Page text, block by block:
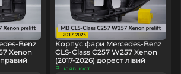
Benz
Xenon
правий
Корпус фари Mercedes-Benz
CLS-Class C257 W257 Xenon
(2017-2026) дорест лівий
В наявності